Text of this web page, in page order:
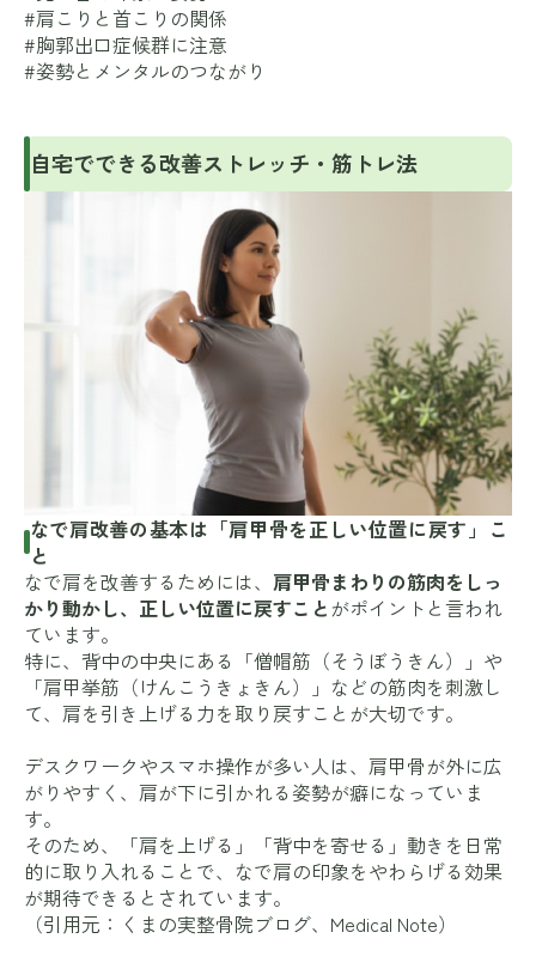
#肩こりと首こりの関係
#胸郭出口症候群に注意
#姿勢とメンタルのつながり
自宅でできる改善ストレッチ・筋トレ法
なで肩改善の基本は「肩甲骨を正しい位置に戻す」こ
と
なで肩を改善するためには、 肩甲骨まわりの筋肉をしっ
かり動かし、正しい位置に戻すこと がポイントと言われ
ています。
特に、背中の中央にある「僧帽筋（そうぼうきん）」や
「肩甲挙筋（けんこうきょきん）」などの筋肉を刺激し
て、肩を引き上げる力を取り戻すことが大切です。
デスクワークやスマホ操作が多い人は、肩甲骨が外に広
がりやすく、肩が下に引かれる姿勢が癖になっていま
す。
そのため、「肩を上げる」「背中を寄せる」動きを日常
的に取り入れることで、なで肩の印象をやわらげる効果
が期待できるとされています。
（引用元： くまの実整骨院ブログ、 Medical Note）